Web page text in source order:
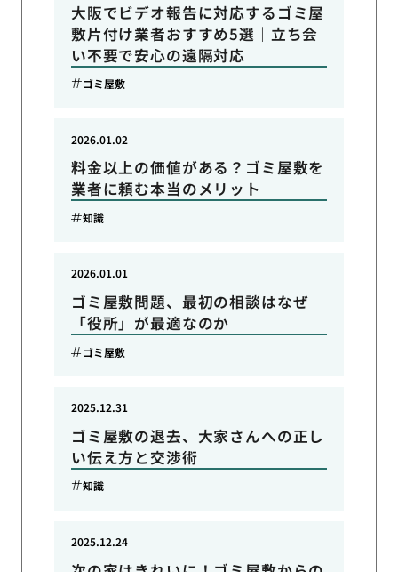
大阪でビデオ報告に対応するゴミ屋
敷片付け業者おすすめ5選｜立ち会
い不要で安心の遠隔対応
ゴミ屋敷
料金以上の価値がある？ゴミ屋敷を
業者に頼む本当のメリット
2026.01.02
知識
ゴミ屋敷問題、最初の相談はなぜ
「役所」が最適なのか
2026.01.01
ゴミ屋敷
ゴミ屋敷の退去、大家さんへの正し
い伝え方と交渉術
2025.12.31
知識
2025.12.24